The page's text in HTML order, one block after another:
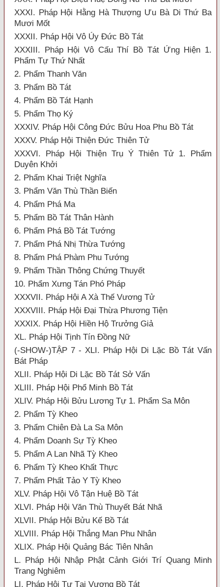
XXXI. Pháp Hội Hằng Hà Thượng Ưu Bà Di Thứ Ba
Mươi Mốt
XXXII. Pháp Hội Vô Úy Đức Bồ Tát
XXXIII. Pháp Hội Vô Cấu Thí Bồ Tát Ứng Hiện 1.
Phẩm Tự Thứ Nhất
2. Phẩm Thanh Văn
3. Phẩm Bồ Tát
4. Phẩm Bồ Tát Hạnh
5. Phẩm Thọ Ký
XXXIV. Pháp Hội Công Đức Bửu Hoa Phu Bồ Tát
XXXV. Pháp Hội Thiện Đức Thiên Tử
XXXVI. Pháp Hội Thiện Trụ Ý Thiên Tử 1. Phẩm
Duyên Khởi
2. Phẩm Khai Triệt Nghĩa
3. Phẩm Văn Thù Thần Biến
4. Phẩm Phá Ma
5. Phẩm Bồ Tát Thân Hành
6. Phẩm Phá Bồ Tát Tướng
7. Phẩm Phá Nhị Thừa Tướng
8. Phẩm Phá Phàm Phu Tướng
9. Phẩm Thần Thông Chứng Thuyết
10. Phẩm Xưng Tán Phó Pháp
XXXVII. Pháp Hội A Xà Thế Vương Tử
XXXVIII. Pháp Hội Đại Thừa Phương Tiện
XXXIX. Pháp Hội Hiền Hộ Trưởng Giả
XL. Pháp Hội Tịnh Tín Đồng Nữ
(-SHOW-)TẬP 7 - XLI. Pháp Hội Di Lặc Bồ Tát Vấn
Bát Pháp
XLII. Pháp Hội Di Lặc Bồ Tát Sở Vấn
XLIII. Pháp Hội Phổ Minh Bồ Tát
XLIV. Pháp Hội Bửu Lương Tự 1. Phẩm Sa Môn
2. Phẩm Tỳ Kheo
3. Phẩm Chiên Đà La Sa Môn
4. Phẩm Doanh Sự Tỳ Kheo
5. Phẩm A Lan Nhã Tỳ Kheo
6. Phẩm Tỳ Kheo Khất Thực
7. Phẩm Phất Tảo Y Tỳ Kheo
XLV. Pháp Hội Vô Tận Huệ Bồ Tát
XLVI. Pháp Hội Văn Thù Thuyết Bát Nhã
XLVII. Pháp Hội Bửu Kế Bồ Tát
XLVIII. Pháp Hội Thắng Man Phu Nhân
XLIX. Pháp Hội Quảng Bác Tiên Nhân
L. Pháp Hội Nhập Phật Cảnh Giới Trí Quang Minh
Trang Nghiêm
LI. Pháp Hội Tự Tại Vương Bồ Tát